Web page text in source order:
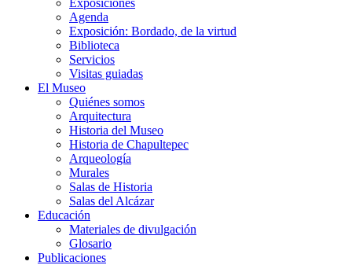
Exposiciones
Agenda
Exposición: Bordado, de la virtud
Biblioteca
Servicios
Visitas guiadas
El Museo
Quiénes somos
Arquitectura
Historia del Museo
Historia de Chapultepec
Arqueología
Murales
Salas de Historia
Salas del Alcázar
Educación
Materiales de divulgación
Glosario
Publicaciones